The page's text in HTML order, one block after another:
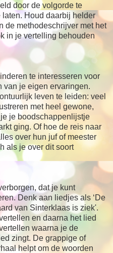
door de volgorde te
Houd daarbij helder
de methodeschrijver met het
in je vertelling behouden
te interesseren voor
van je eigen ervaringen.
leven te leiden: veel
met heel gewone,
je boodschappenlijstje
ging. Of hoe de reis naar
over hun juf of meester
als je over dit soort
dat je kunt
Denk aan liedjes als ‘De
van Sinterklaas is ziek'.
en daarna het lied
waarna je de
zingt. De grappige of
helpt om de woorden